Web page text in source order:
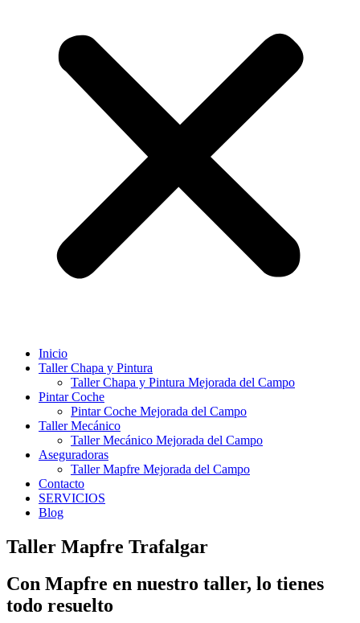
Inicio
Taller Chapa y Pintura
Taller Chapa y Pintura Mejorada del Campo
Pintar Coche
Pintar Coche Mejorada del Campo
Taller Mecánico
Taller Mecánico Mejorada del Campo
Aseguradoras
Taller Mapfre Mejorada del Campo
Contacto
SERVICIOS
Blog
Taller Mapfre Trafalgar
Con Mapfre en nuestro taller, lo tienes
todo resuelto